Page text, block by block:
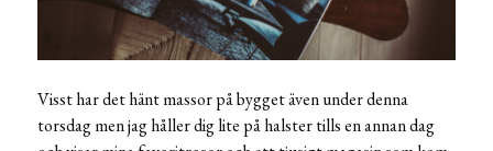
Visst har det hänt massor på bygget även under denna
torsdag men jag håller dig lite på halster tills en annan dag